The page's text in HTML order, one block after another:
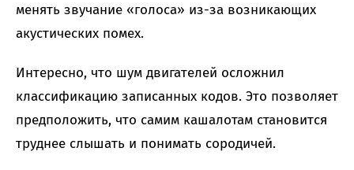
менять звучание «голоса» из-за возникающих
акустических помех.
Интересно, что шум двигателей осложнил
классификацию записанных кодов. Это позволяет
предположить, что самим кашалотам становится
труднее слышать и понимать сородичей.